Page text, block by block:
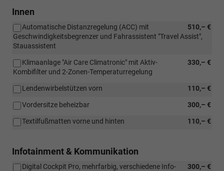
Innen
510,– €
Automatische Distanzregelung (ACC) mit
Geschwindigkeitsbegrenzer und Fahrassistent "Travel Assist",
Stauassistent
330,– €
Klimaanlage "Air Care Climatronic" mit Aktiv-
Kombifilter und 2-Zonen-Temperaturregelung
110,– €
Lendenwirbelstützen vorn
300,– €
Vordersitze beheizbar
110,– €
Textilfußmatten vorne und hinten
Infotainment & Kommunikation
300,– €
Digital Cockpit Pro, mehrfarbig, verschiedene Info-